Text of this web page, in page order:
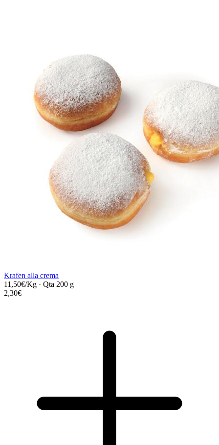
Krafen alla crema
11,50€/Kg · Qta 200 g
2,30€